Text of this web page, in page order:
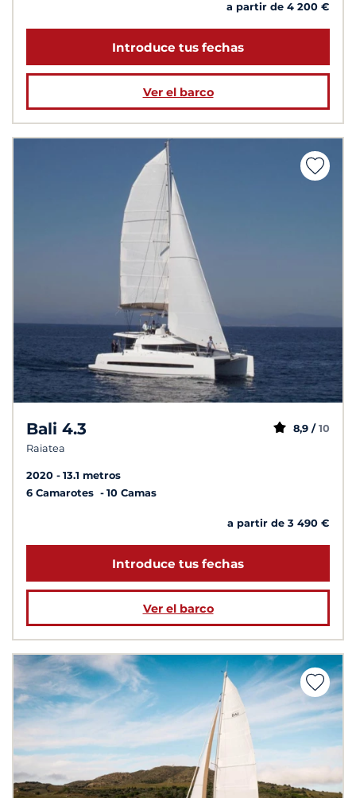
a partir de 4 200 €
Introduce tus fechas
Ver el barco
Bali 4.3
Raiatea
8,9 / 10
2020
13.1 metros
6 Camarotes
10 Camas
a partir de 3 490 €
Introduce tus fechas
Ver el barco